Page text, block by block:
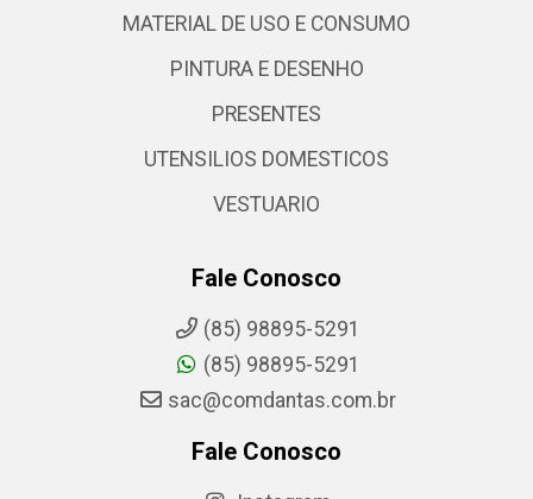
MATERIAL DE USO E CONSUMO
PINTURA E DESENHO
PRESENTES
UTENSILIOS DOMESTICOS
VESTUARIO
Fale Conosco
(85) 98895-5291
(85) 98895-5291
sac@comdantas.com.br
Fale Conosco